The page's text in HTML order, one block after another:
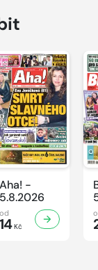
Aha! -
5.8.2026
od
14Kč